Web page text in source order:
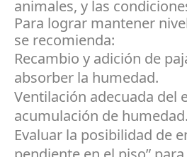
animales, y las
Para lograr mantener
se recomienda:
Recambio y adición de
absorber la humedad.
Ventilación adecuada del
acumulación de humedad.
Evaluar la posibilidad de